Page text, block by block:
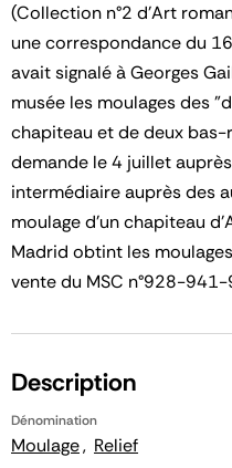
(Collection n°2 d'Art
une correspondance du
avait signalé à Georges
musée les moulages des
chapiteau et de deux
demande le 4 juillet
intermédiaire auprès des
moulage d'un chapiteau
Madrid obtint les
vente du MSC n°928-
Description
Dénomination
Moulage Relief